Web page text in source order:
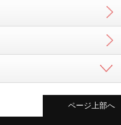
ページ上部へ